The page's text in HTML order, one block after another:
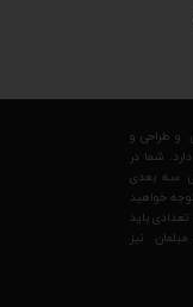
و طراحی و
شما در
سه بعدی
خواهید
باید
نیز